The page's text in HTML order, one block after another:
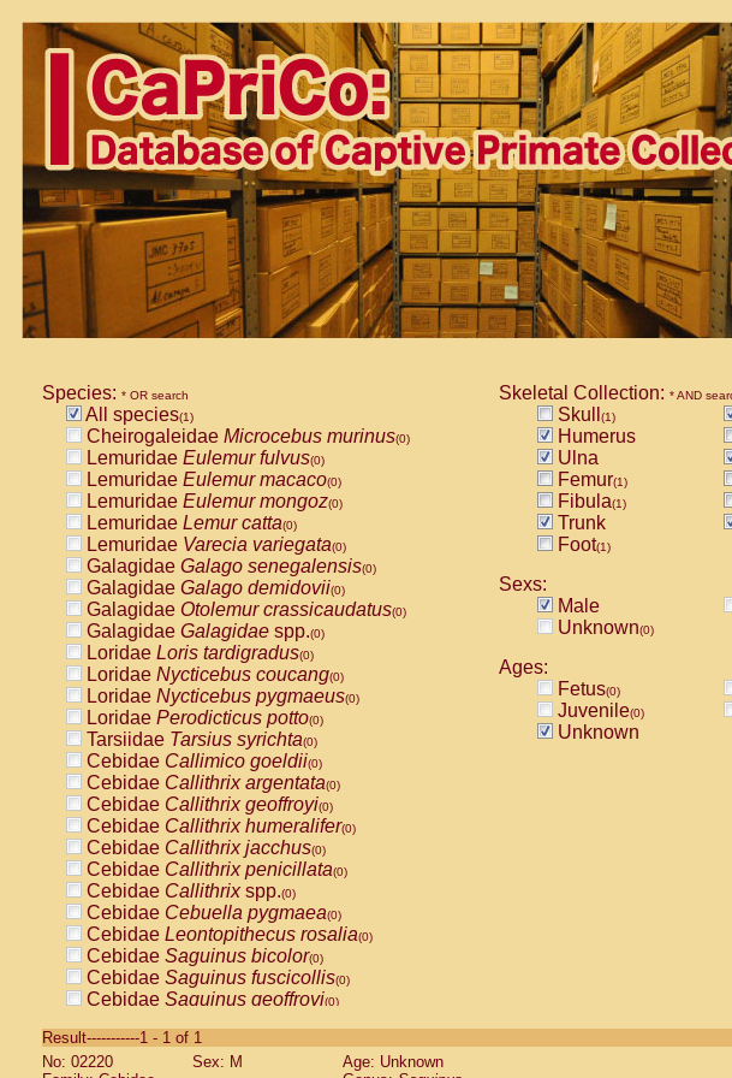
Species: * OR search
All species(1)
Cheirogaleidae Microcebus murinus(0)
Lemuridae Eulemur fulvus(0)
Lemuridae Eulemur macaco(0)
Lemuridae Eulemur mongoz(0)
Lemuridae Lemur catta(0)
Lemuridae Varecia variegata(0)
Galagidae Galago senegalensis(0)
Galagidae Galago demidovii(0)
Galagidae Otolemur crassicaudatus(0)
Galagidae Galagidae spp.(0)
Loridae Loris tardigradus(0)
Loridae Nycticebus coucang(0)
Loridae Nycticebus pygmaeus(0)
Loridae Perodicticus potto(0)
Tarsiidae Tarsius syrichta(0)
Cebidae Callimico goeldii(0)
Cebidae Callithrix argentata(0)
Cebidae Callithrix geoffroyi(0)
Cebidae Callithrix humeralifer(0)
Cebidae Callithrix jacchus(0)
Cebidae Callithrix penicillata(0)
Cebidae Callithrixspp.(0)
Cebidae Cebuella pygmaea(0)
Cebidae Leontopithecus rosalia(0)
Cebidae Saguinus bicolor(0)
Cebidae Saguinus fuscicollis(0)
Cebidae Saguinus geoffroyi(0)
CebidaeSaguinus labiatus(0)
Cebidae Saguinus leucopus (0)
Skeletal Collection: * AND
Skull (1)
Humerus
Ulna
Femur(1)
Fibula(1)
Trunk
Foot(1)
Sexs:
Male
Unknown(0)
Ages:
Fetus(0)
Juvenile(0)
Unknown
Result-----------1 - 1 of 1
No: 02220
Sex: M
Age: Unknown